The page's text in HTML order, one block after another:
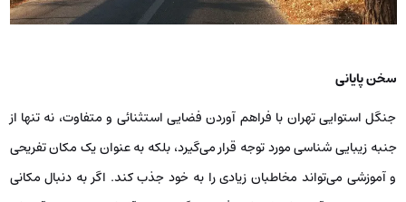
سخن پایانی
جنگل استوایی تهران با فراهم آوردن فضایی استثنائی و متفاوت، نه تنها از
جنبه زیبایی شناسی مورد توجه قرار می‌گیرد، بلکه به‌ عنوان یک مکان تفریحی
و آموزشی می‌تواند مخاطبان زیادی را به خود جذب کند. اگر به دنبال مکانی